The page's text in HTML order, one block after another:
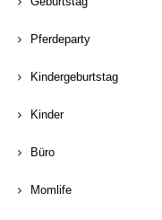
Pferdeparty
Kindergeburtstag
Kinder
Büro
Momlife